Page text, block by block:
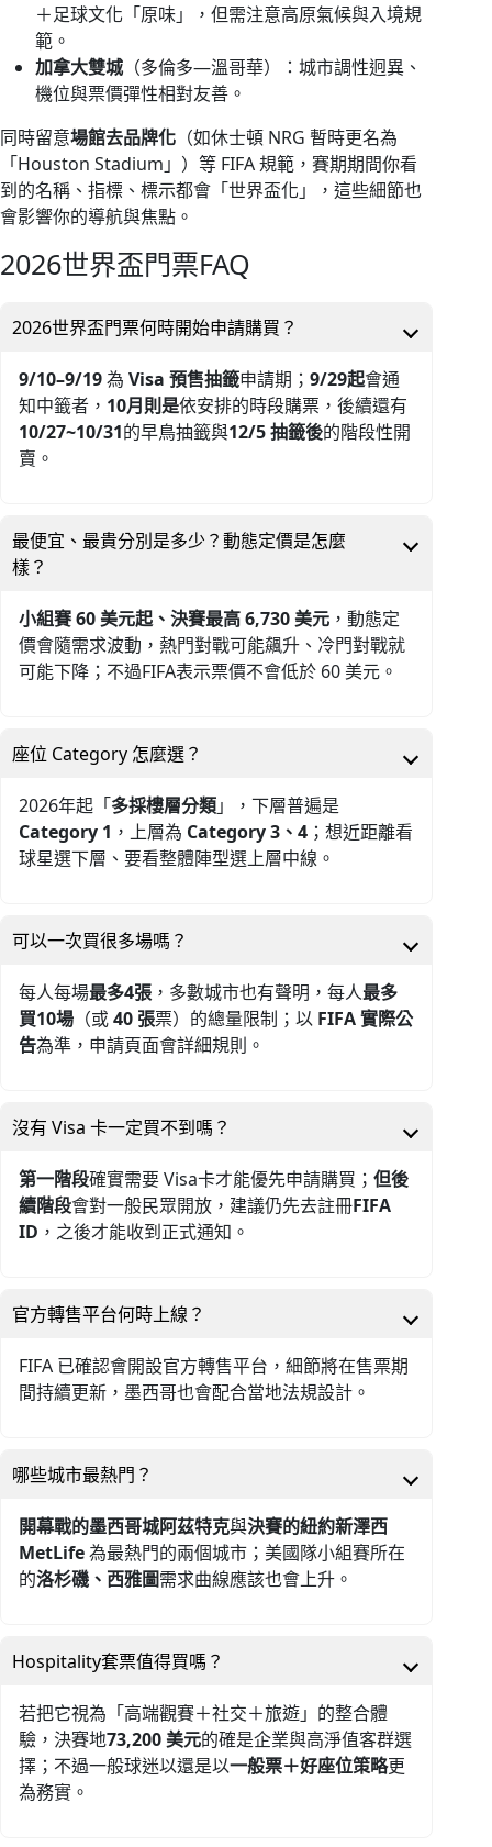
＋足球文化「原味」，但需注意高原氣候與入境規
範。
加拿大雙城（多倫多—溫哥華）：城市調性迥異、
機位與票價彈性相對友善。
同時留意場館去品牌化 （如休士頓 NRG 暫時更名為
「Houston Stadium」）等 FIFA 規範，賽期期間你看
到的名稱、指標、標示都會「世界盃化」，這些細節也
會影響你的導航與焦點。
2026世界盃門票FAQ
2026世界盃門票何時開始申請購買？
9/10–9/19為 Visa 預售抽籤申請期； 9/29起會通
知中籤者， 10月則是依安排的時段購票，後續還有
10/27~10/31的早鳥抽籤與12/5 抽籤後的階段性開
賣。
最便宜、最貴分別是多少？動態定價是怎麼
樣？
小組賽 60 美元起、決賽最高 6,730 美元，動態定
價會隨需求波動，熱門對戰可能飆升、冷門對戰就
可能下降；不過FIFA表示票價不會低於 60 美元。
座位 Category 怎麼選？
2026年起「多採樓層分類」，下層普遍是
Category 1 ，上層為 Category 3、4；想近距離看
球星選下層、要看整體陣型選上層中線。
可以一次買很多場嗎？
每人每場最多4張，多數城市也有聲明，每人最多
買10場（或40 張票）的總量限制；以 FIFA 實際公
告為準，申請頁面會詳細規則。
沒有 Visa 卡一定買不到嗎？
第一階段確實需要 Visa卡才能優先申請購買； 但後
續階段會對一般民眾開放，建議仍先去註冊FIFA
ID ，之後才能收到正式通知。
官方轉售平台何時上線？
FIFA 已確認會開設官方轉售平台，細節將在售票期
間持續更新，墨西哥也會配合當地法規設計。
哪些城市最熱門？
開幕戰的墨西哥城阿茲特克與決賽的紐約新澤西
MetLife為最熱門的兩個城市；美國隊小組賽所在
的洛杉磯、西雅圖需求曲線應該也會上升。
Hospitality套票值得買嗎？
若把它視為「高端觀賽＋社交＋旅遊」的整合體
驗，決賽地73,200 美元的確是企業與高淨值客群選
擇；不過一般球迷以還是以一般票＋好座位策略更
為務實。